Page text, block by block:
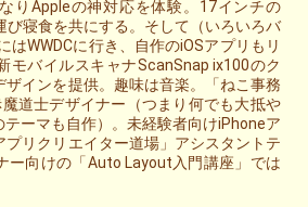
りAppleの神対応を体験。17インチの
び寝食を共にする。そして（いろいろバ
はWWDCに行き、自作のiOSアプリもリ
モバイルスキャナScanSnap ix100のク
ザインを提供。趣味は音楽。「ねこ事務
道士デザイナー（つまり何でも大抵や
ーマも自作）。未経験者向けiPhoneア
プリクリエイター道場」アシスタントテ
ー向けの「Auto Layout入門講座」では